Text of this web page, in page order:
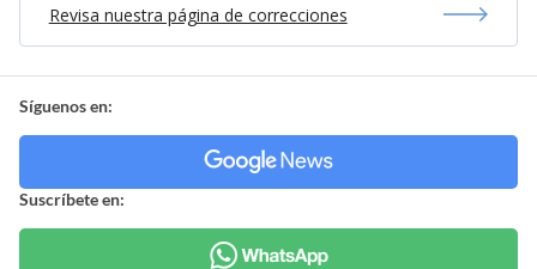
Revisa nuestra página de correcciones
Síguenos en:
Suscríbete en: